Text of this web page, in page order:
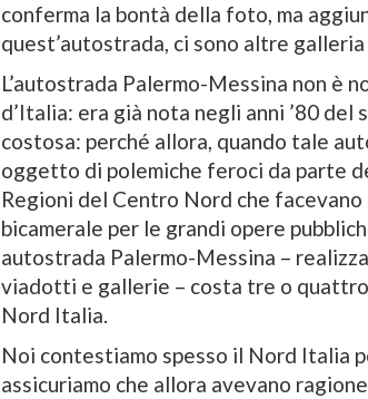
conferma la bontà della foto, ma
quest’autostrada, ci sono altre
L’autostrada Palermo-Messina non è
d’Italia: era già nota negli anni ’80 del
costosa: perché allora, quando tale
oggetto di polemiche feroci da parte
Regioni del Centro Nord che
bicamerale per le grandi opere
autostrada Palermo-Messina –
viadotti e gallerie – costa tre o
Nord Italia.
Noi contestiamo spesso il Nord Italia
assicuriamo che allora avevano